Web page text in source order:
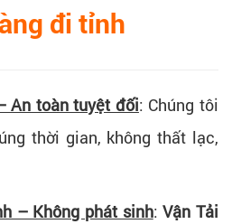
đi tỉnh
An toàn tuyệt đối: Chúng tôi
thời gian, không thất lạc,
– Không phát sinh:Vận Tải